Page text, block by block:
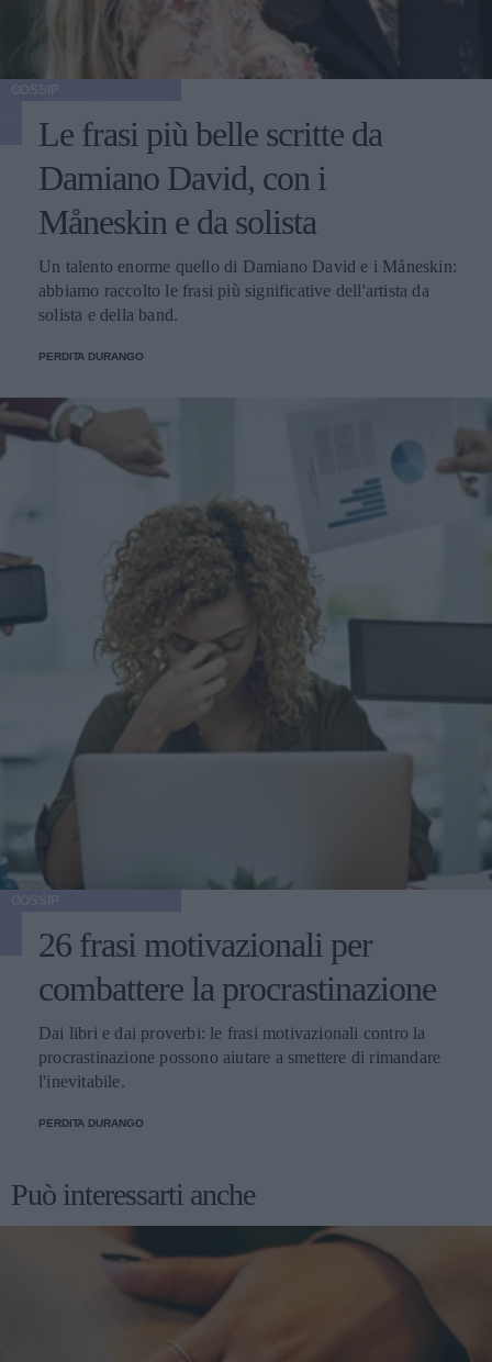
Le frasi più belle scritte da
Damiano David, con i
Måneskin e da solista
Un talento enorme quello di Damiano David e i Måneskin:
abbiamo raccolto le frasi più significative dell'artista da
solista e della band.
PERDITA DURANGO
26 frasi motivazionali per
combattere la procrastinazione
Dai libri e dai proverbi: le frasi motivazionali contro la
procrastinazione possono aiutare a smettere di rimandare
l'inevitabile.
PERDITA DURANGO
Può interessarti anche